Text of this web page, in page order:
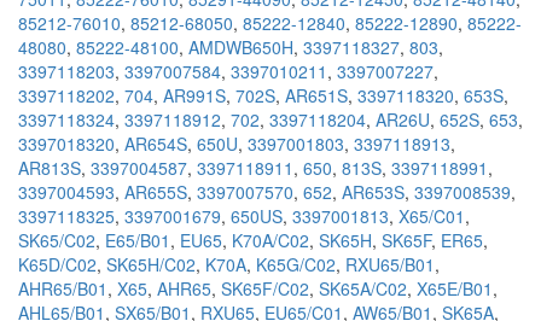
85212-76010, 85212-68050, 85222-12840, 85222-12890, 85222-
48080, 85222-48100, AMDWB650H, 3397118327, 803,
3397118203, 3397007584, 3397010211 , 3397007227,
3397118202, 704, AR991S, 702S, AR651S, 3397118320, 653S,
3397118324, 3397118912, 702, 3397118204, AR26U, 652S, 653,
3397018320, AR654S, 650U, 3397001803, 3397118913,
AR813S, 3397004587, 3397118911 , 650, 813S, 3397118991 ,
3397004593, AR655S, 3397007570, 652, AR653S, 3397008539,
3397118325, 3397001679, 650US, 3397001813, X65/C01 ,
SK65/C02, E65/B01 , EU65, K70A/C02, SK65H, SK65F, ER65,
K65D/C02, SK65H/C02, K70A, K65G/C02, RXU65/B01 ,
AHR65/B01 , X65, AHR65, SK65F/C02, SK65A/C02, X65E/B01 ,
AHL65/B01 , SX65/B01 , RXU65, EU65/C01 , AW65/B01 , SK65A,